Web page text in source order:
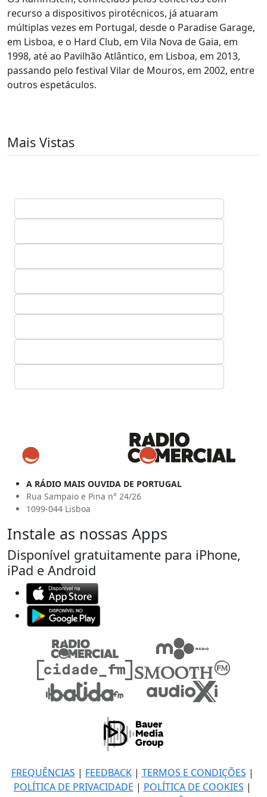
recurso a dispositivos pirotécnicos, já atuaram
múltiplas vezes em Portugal, desde o Paradise Garage,
em Lisboa, e o Hard Club, em Vila Nova de Gaia, em
1998, até ao Pavilhão Atlântico, em Lisboa, em 2013,
passando pelo festival Vilar de Mouros, em 2002, entre
outros espetáculos.
Mais Vistas
A RÁDIO MAIS OUVIDA DE PORTUGAL
Rua Sampaio e Pina n° 24/26
1099-044 Lisboa
Instale as nossas Apps
Disponível gratuitamente para iPhone,
iPad e Android
FREQUÊNCIAS | FEEDBACK| TERMOS E CONDIÇÕES |
POLÍTICA DE PRIVACIDADE | POLÍTICA DE COOKIES |